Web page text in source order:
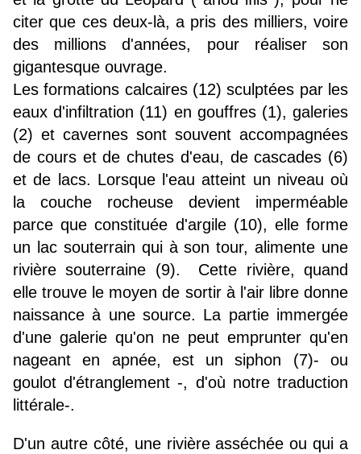
citer que ces deux-là, a pris des milliers, voire
des millions d'années, pour réaliser son
gigantesque ouvrage.
Les formations calcaires (12) sculptées par les
eaux d'infiltration (11) en gouffres (1), galeries
(2) et cavernes sont souvent accompagnées
de cours et de chutes d'eau, de cascades (6)
et de lacs. Lorsque l'eau atteint un niveau où
la couche rocheuse devient imperméable
parce que constituée d'argile (10), elle forme
un lac souterrain qui à son tour, alimente une
rivière souterraine (9). Cette rivière, quand
elle trouve le moyen de sortir à l'air libre donne
naissance à une source. La partie immergée
d'une galerie qu'on ne peut emprunter qu'en
nageant en apnée, est un siphon (7)- ou
goulot d'étranglement -, d'où notre traduction
littérale-.
D'un autre côté, une rivière asséchée ou qui a